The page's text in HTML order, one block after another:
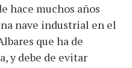
hace muchos años
nave industrial en el
que ha de
y debe de evitar